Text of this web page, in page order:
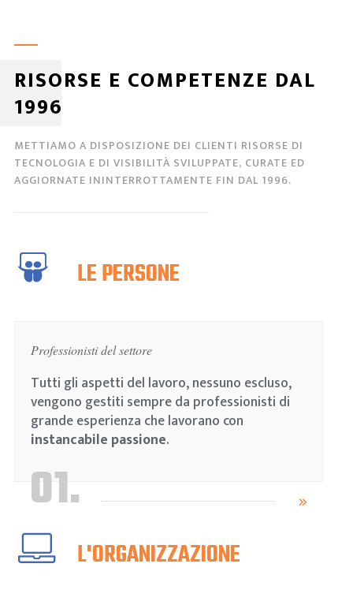
RISORSE E COMPETENZE DAL
1996
METTIAMO A DISPOSIZIONE DEI CLIENTI RISORSE DI
TECNOLOGIA E DI VISIBILITÀ SVILUPPATE, CURATE ED
AGGIORNATE ININTERROTTAMENTE FIN DAL 1996.
LE PERSONE
Professionisti del settore
Tutti gli aspetti del lavoro, nessuno escluso,
vengono gestiti sempre da professionisti di
grande esperienza che lavorano con
instancabile passione.
01.
L'ORGANIZZAZIONE